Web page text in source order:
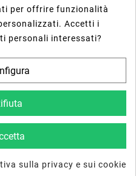
  

Diaspro Rosso Tondo
Briolette Sfaccettato A
Mano 10X10X5mm
per offrire funzionalità
Accetti i
personali interessati?
sulla privacy e sui cookie